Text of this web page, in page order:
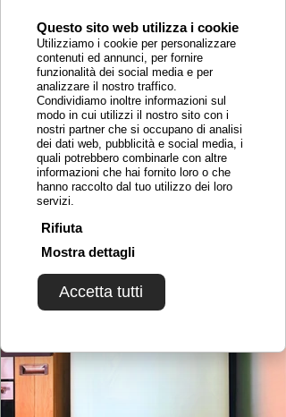
Questo sito web utilizza i cookie
Utilizziamo i cookie per personalizzare
contenuti ed annunci, per fornire
funzionalità dei social media e per
analizzare il nostro traffico.
Condividiamo inoltre informazioni sul
modo in cui utilizzi il nostro sito con i
nostri partner che si occupano di analisi
dei dati web, pubblicità e social media, i
quali potrebbero combinarle con altre
informazioni che hai fornito loro o che
hanno raccolto dal tuo utilizzo dei loro
servizi.
Rifiuta
Mostra dettagli
Accetta tutti